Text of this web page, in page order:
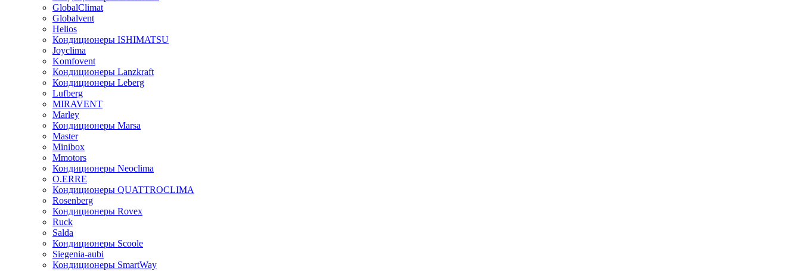
GlobalClimat
Globalvent
Helios
Кондиционеры ISHIMATSU
Joyclima
Komfovent
Кондиционеры Lanzkraft
Кондиционеры Leberg
Lufberg
MIRAVENT
Marley
Кондиционеры Marsa
Master
Minibox
Mmotors
Кондиционеры Neoclima
O.ERRE
Кондиционеры QUATTROCLIMA
Rosenberg
Кондиционеры Rovex
Ruck
Salda
Кондиционеры Scoole
Siegenia-aubi
Кондиционеры SmartWay